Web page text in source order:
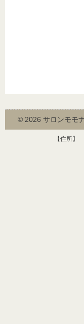
© 2026 サロンモモ
【住所】